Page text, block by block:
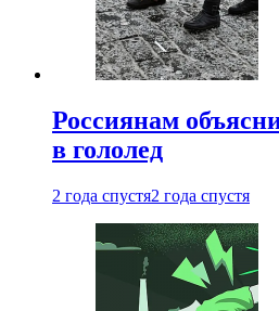
Россиянам
в гололед
2 года спустя2 года спустя